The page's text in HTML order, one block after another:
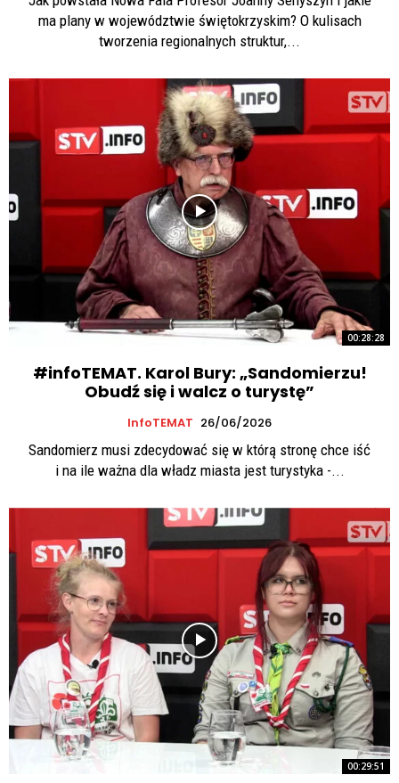
ma plany w województwie świętokrzyskim? O kulisach
tworzenia regionalnych struktur,...
00:28:28
#infoTEMAT. Karol Bury: „Sandomierzu!
Obudź się i walcz o turystę”
InfoTEMAT 26/06/2026
Sandomierz musi zdecydować się w którą stronę chce iść
i na ile ważna dla władz miasta jest turystyka -...
00:29:51